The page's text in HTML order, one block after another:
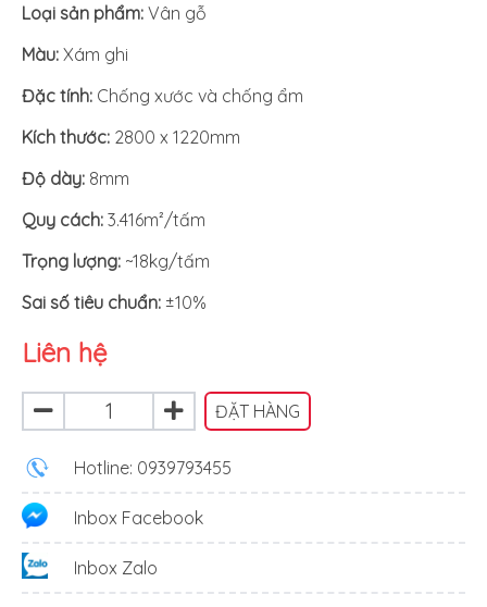
Loại sản phẩm: Vân gỗ
Màu: Xám ghi
Đặc tính: Chống xước và chống ẩm
Kích thước: 2800 x 1220mm
Độ dày: 8mm
Quy cách: 3.416m²/tấm
Trọng lượng: ~18kg/tấm
Sai số tiêu chuẩn: ±10%
Liên hệ
ĐẶT HÀNG
Hotline: 0939793455
Inbox Facebook
Inbox Zalo